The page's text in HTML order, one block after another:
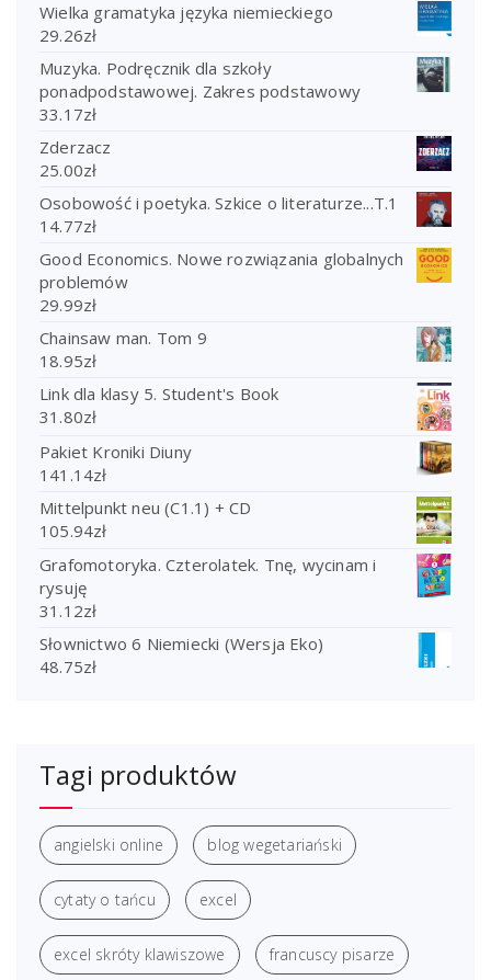
Wielka gramatyka języka niemieckiego
29.26zł
Muzyka. Podręcznik dla szkoły
ponadpodstawowej. Zakres podstawowy
33.17zł
Zderzacz
25.00zł
Osobowość i poetyka. Szkice o literaturze...T.1
14.77zł
Good Economics. Nowe rozwiązania globalnych
problemów
29.99zł
Chainsaw man. Tom 9
18.95zł
Link dla klasy 5. Student's Book
31.80zł
Pakiet Kroniki Diuny
141.14zł
Mittelpunkt neu (C1.1) + CD
105.94zł
Grafomotoryka. Czterolatek. Tnę, wycinam i
rysuję
31.12zł
Słownictwo 6 Niemiecki (Wersja Eko)
48.75zł
Tagi produktów
angielski online blog wegetariański
cytaty o tańcu excel
excel skróty klawiszowe francuscy pisarze